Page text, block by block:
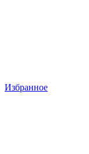
Избранное